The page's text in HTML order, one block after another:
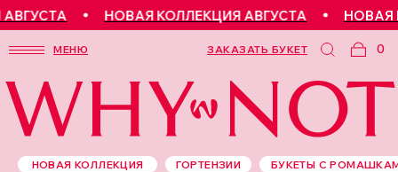
НОВАЯ КОЛЛЕКЦИЯ АВГУСТА НОВАЯ
МЕНЮ 0
ЗАКАЗАТЬ БУКЕТ
БУКЕТЫ С
НОВАЯ КОЛЛЕКЦИЯ ГОРТЕНЗИИ